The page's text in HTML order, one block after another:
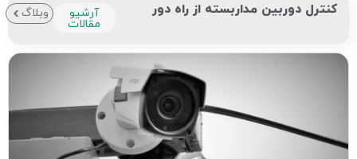
کنترل دوربین مداربسته از راه دور آرشیو
مقالات
وبلاگ